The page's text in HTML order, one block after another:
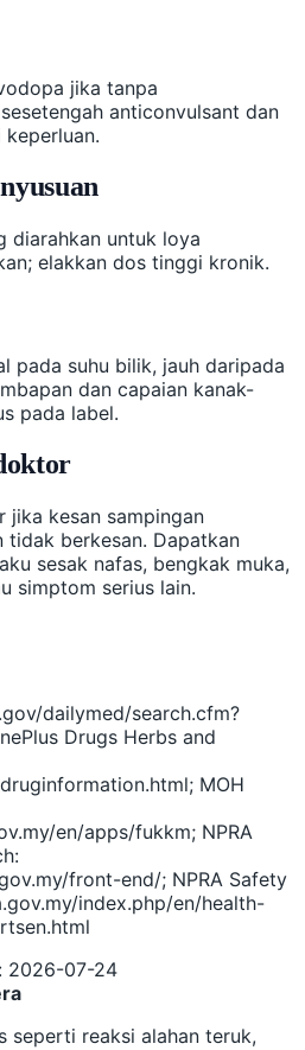
jika tanpa
anticonvulsant dan
diarahkan untuk loya
elakkan dos tinggi kronik.
pada suhu bilik, jauh daripada
dan capaian kanak-
pada label.
jika kesan sampingan
tidak berkesan. Dapatkan
sesak nafas, bengkak muka,
simptom serius lain.
dailymed/search.cfm?
Drugs Herbs and
MOH
en/apps/fukkm; NPRA
front-end/; NPRA Safety
index.php/en/health-
2026-07-24
seperti reaksi alahan teruk,